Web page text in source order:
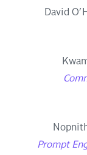
David
Prompt